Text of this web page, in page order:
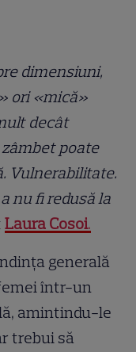
dimensiuni,
ori «mică»
decât
poate
Vulnerabilitate.
nu fi redusă la
Laura Cosoi.
generală
într-un
amintindu-le
trebui să